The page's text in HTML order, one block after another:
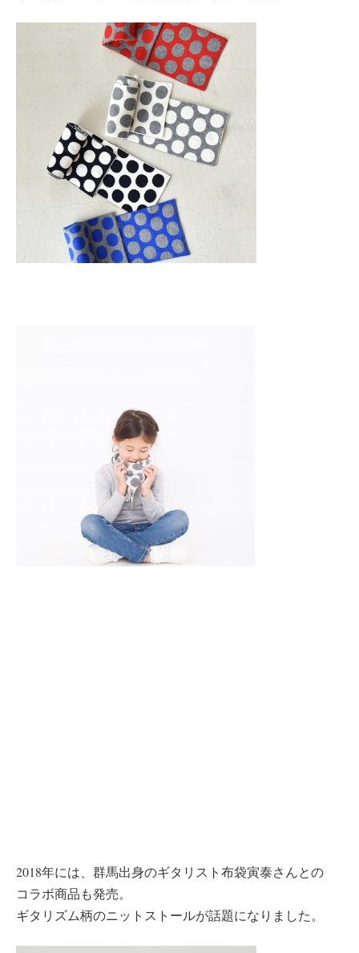
2018年には、群馬出身のギタリスト布袋寅泰さんとの
コラボ商品も発売。
ギタリズム柄のニットストールが話題になりました。